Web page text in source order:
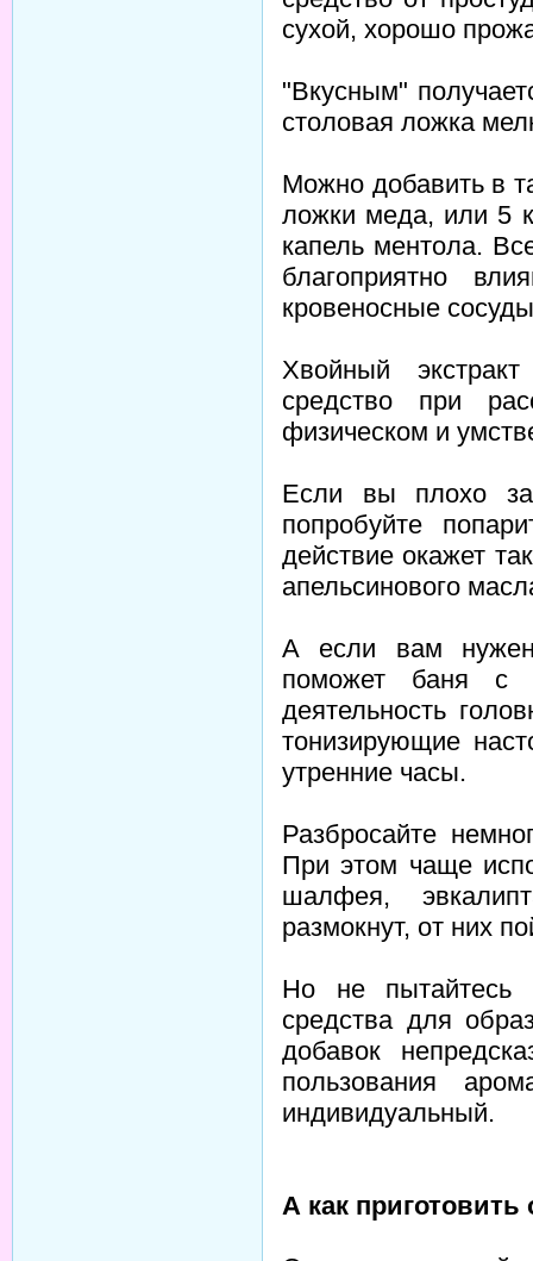
сухой, хорошо
"Вкусным"
столовая ложка
Можно добавить в
ложки меда, или 5
капель ментола.
благоприятно
кровеносные
Хвойный
средство при
физическом и
Если вы плохо
попробуйте
действие окажет
апельсинового
А если вам
поможет баня с
деятельность
тонизирующие
утренние часы.
Разбросайте
При этом чаще
шалфея,
размокнут, от них
Но не пытайтесь
средства для
добавок
пользования
индивидуальный.
А как приготовить